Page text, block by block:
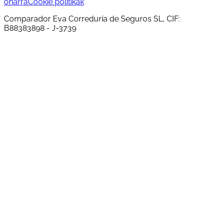
oharraCookie politikak
Comparador Eva Correduría de Seguros SL, CIF:
B88383898 - J-3739